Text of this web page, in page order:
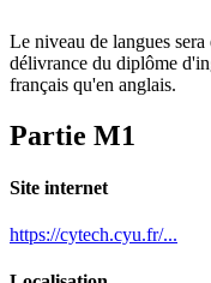
Le niveau de langues
délivrance du diplôme
français qu'en anglais.
Partie M1
Site internet
https://cytech.cyu.fr/...